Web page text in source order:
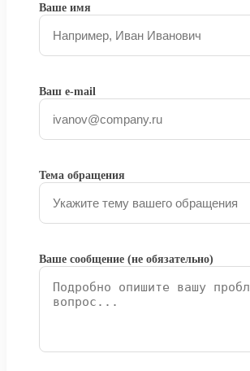
Ваше имя
Ваш e-mail
Тема обращения
Ваше сообщение (не обязательно)